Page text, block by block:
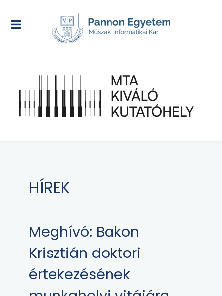
HÍREK
Meghívó: Bakon
Krisztián doktori
értekezésének